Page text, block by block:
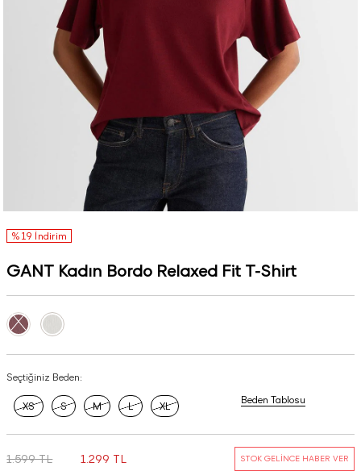
%19 İndirim
GANT Kadın Bordo Relaxed Fit T-Shirt
Seçtiğiniz Beden:
XS S M L XL
Beden Tablosu
1.599 TL 1.299 TL STOK GELİNCE HABER VER